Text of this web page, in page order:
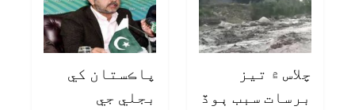
چلاس ۾ تيز
برسات سبب ٻوڏ
پاڪستان کي
بجلي جي